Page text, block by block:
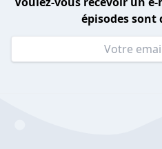
épisodes sont